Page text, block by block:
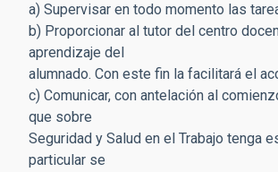
a) Supervisar en todo momento las
b) Proporcionar al tutor del centro
aprendizaje del
alumnado. Con este fin la facilitará el
c) Comunicar, con antelación al
que sobre
Seguridad y Salud en el Trabajo tenga
particular se